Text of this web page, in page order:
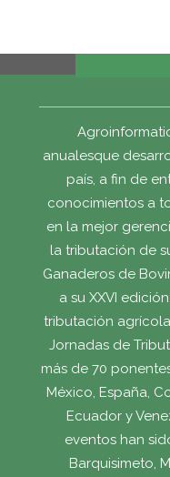
anualesque
país, a fin de
conocimientos a
en la mejor
la tributación de
Ganaderos de
a su XXVI
tributación
Jornadas de
más de 70
México, España,
Ecuador y
eventos han
Barquisimeto,